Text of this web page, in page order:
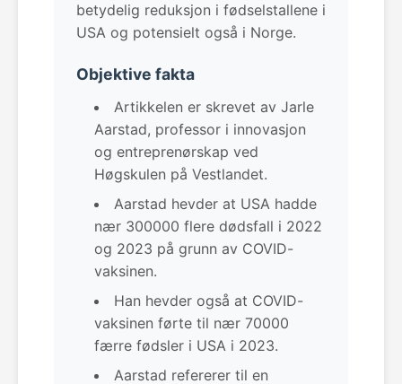
betydelig reduksjon i fødselstallene i
USA og potensielt også i Norge.
Objektive fakta
Artikkelen er skrevet av Jarle
Aarstad, professor i innovasjon
og entreprenørskap ved
Høgskulen på Vestlandet.
Aarstad hevder at USA hadde
nær 300000 flere dødsfall i 2022
og 2023 på grunn av COVID-
vaksinen.
Han hevder også at COVID-
vaksinen førte til nær 70000
færre fødsler i USA i 2023.
Aarstad refererer til en